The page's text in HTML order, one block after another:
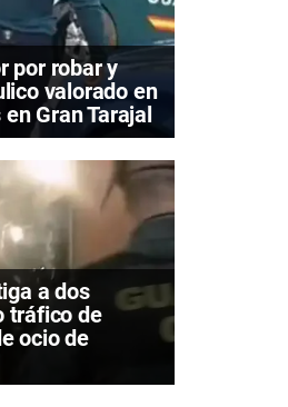
por robar y
valorado en
Gran Tarajal
a dos
tráfico de
ocio de